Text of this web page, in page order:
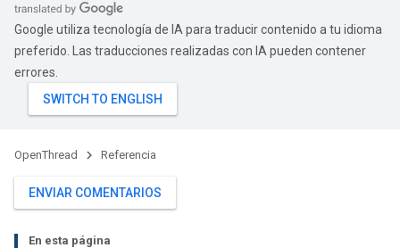
Google utiliza tecnología de IA para traducir contenido a tu idioma
preferido. Las traducciones realizadas con IA pueden contener
errores.
OpenThread Referencia
ENVIAR COMENTARIOS
En esta página